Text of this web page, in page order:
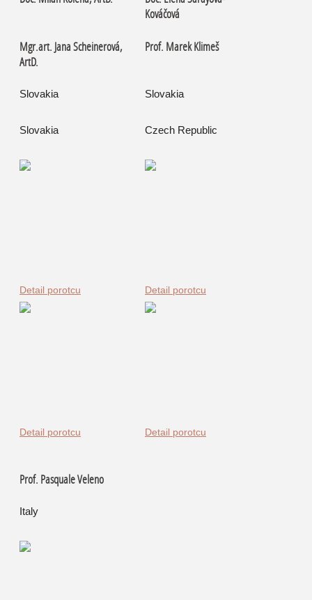
Kováčová
Mgr.art. Jana Scheinerová,
ArtD.
Prof. Marek Klimeš
Slovakia Slovakia
Slovakia Czech Republic
Detail porotcu Detail porotcu
Detail porotcu Detail porotcu
Prof. Pasquale Veleno
Italy